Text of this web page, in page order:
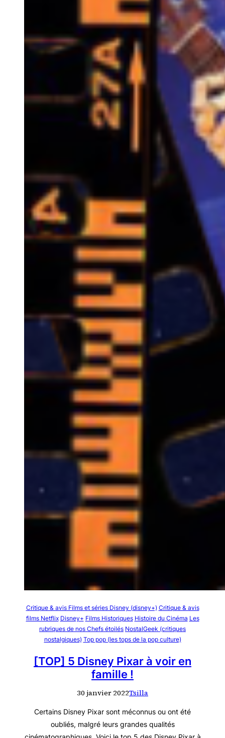
Critique & avis Films et séries Disney (disney+) Critique & avis
films Netflix Disney+ Films Historiques Histoire du Cinéma Les
rubriques de nos Chefs étoilés NostalGeek (critiques
nostalgiques) Top pop (les tops de la pop culture)
[TOP] 5 Disney Pixar à voir en
famille !
30 janvier 2022Tsilla
Certains Disney Pixar sont méconnus ou ont été
oubliés, malgré leurs grandes qualités